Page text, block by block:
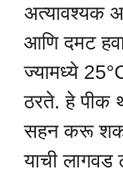
अत्यावश्यक
आणि दमट
ज्यामध्ये
ठरते. हे पीक
सहन करू
याची लागवड